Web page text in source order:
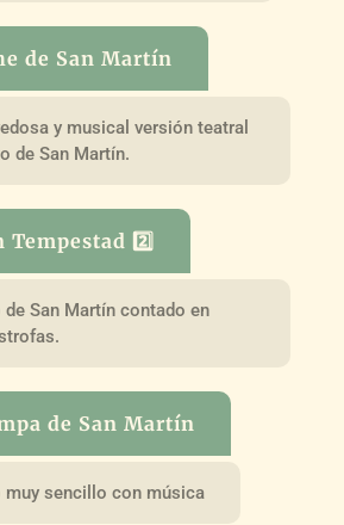
de San Martín
y musical versión teatral
de San Martín.
Tempestad 2️⃣
de San Martín contado en
de San Martín
muy sencillo con música